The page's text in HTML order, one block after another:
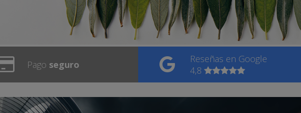
Pago seguro
Reseñas en Google
4,8